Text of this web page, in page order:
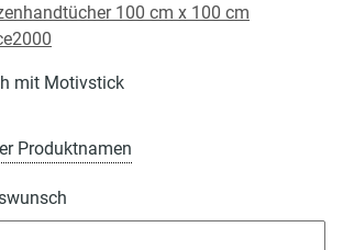
100 cm x 100 cm
mit Motivstick
Produktnamen